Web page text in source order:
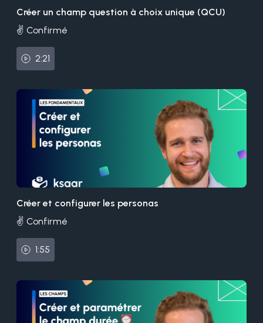
Créer un champ question à choix unique (QCU)
✌️ Confirmé
2:21
Créer et configurer les personas
✌️ Confirmé
1:55